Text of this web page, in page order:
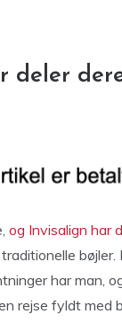
deler
og Invisalign har
har man,
rejse fyldt med